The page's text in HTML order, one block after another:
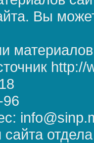
Вы
сайта